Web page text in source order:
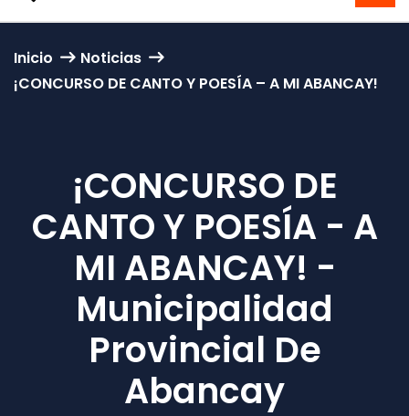
Inicio
Noticias
¡CONCURSO DE CANTO Y POESÍA – A MI ABANCAY!
¡CONCURSO DE
CANTO Y POESÍA - A
MI ABANCAY! -
Municipalidad
Provincial De
Abancay